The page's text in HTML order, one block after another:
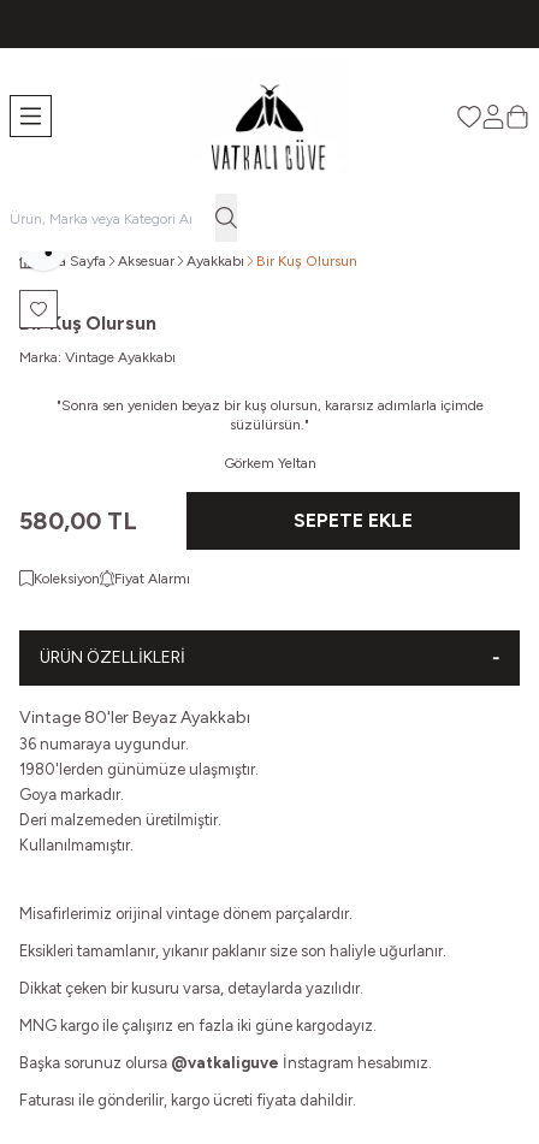
Favorilerim
Ana Sayfa Aksesuar Ayakkabı Bir Kuş Olursun
Favoriye Ekle
Paylaş
Bir Kuş Olursun
Marka: Vintage Ayakkabı
"Sonra sen yeniden beyaz bir kuş olursun, kararsız adımlarla içimde
süzülürsün."
Görkem Yeltan
580,00 TL SEPETE EKLE
Koleksiyon Fiyat Alarmı
ÜRÜN ÖZELLIKLERI
Vintage 80'ler Beyaz Ayakkabı
36 numaraya uygundur.
1980'lerden günümüze ulaşmıştır.
Goya markadır.
Deri malzemeden üretilmiştir.
Kullanılmamıştır.
Misafirlerimiz orijinal vintage dönem parçalardır.
Eksikleri tamamlanır, yıkanır paklanır size son haliyle uğurlanır.
Dikkat çeken bir kusuru varsa, detaylarda yazılıdır.
MNG kargo ile çalışırız en fazla iki güne kargodayız.
Başka sorunuz olursa @vatkaliguve İnstagram hesabımız.
Faturası ile gönderilir, kargo ücreti fiyata dahildir.